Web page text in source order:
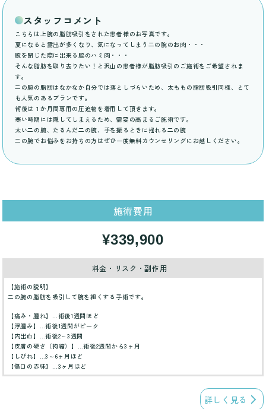
スタッフコメント
こちらは上腕の脂肪吸引をされた患者様のお写真です。
夏になると露出が多くなり、気になってしまう二の腕のお肉・・・
腕を閉じた際に出来る脇のハミ肉・・・
そんな脂肪を取り去りたい！と沢山の患者様が脂肪吸引のご施術をご希望されま
す。
二の腕の脂肪はなかなか自分では落としづらいため、太ももの脂肪吸引同様、とて
も人気のあるプランです。
術後は１か月間専用の圧迫物を着用して頂きます。
寒い時期には隠してしまえるため、需要の高まるご施術です。
太い二の腕、たるんだ二の腕、手を振るときに揺れる二の腕
二の腕でお悩みをお持ちの方はぜひ一度無料カウンセリングにお越しください。
施術費用
¥339,900
料金・リスク・副作用
【施術の説明】
二の腕の脂肪を吸引して腕を細くする手術です。
【痛み・腫れ】…術後1週間ほど
【浮腫み】…術後1週間がピーク
【内出血】…術後2～3週間
【皮膚の硬さ（拘縮）】…術後2週間から3ヶ月
【しびれ】…3～6ヶ月ほど
【傷口の赤味】…3ヶ月ほど
詳しく見る